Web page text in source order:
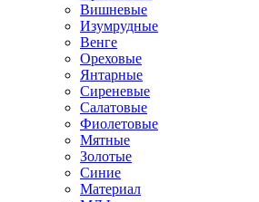
Вишневые
Изумрудные
Венге
Ореховые
Янтарные
Сиреневые
Салатовые
Фиолетовые
Мятные
Золотые
Синие
Материал